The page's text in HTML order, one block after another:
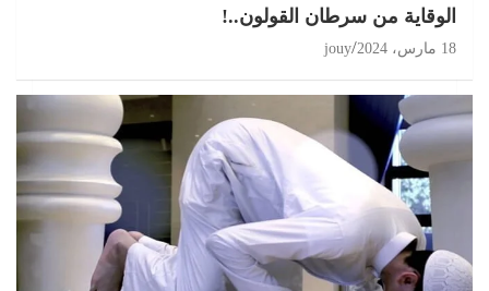
الوقاية من سرطان القولون..!
18 مارس، 2024 jouy